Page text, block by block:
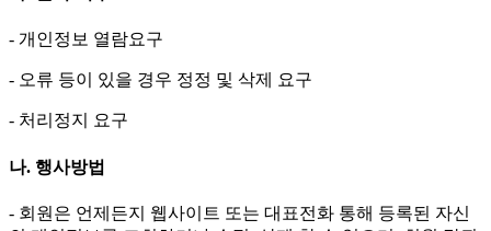
- 개인정보 열람요구
- 오류 등이 있을 경우 정정 및 삭제 요구
- 처리정지 요구
나. 행사방법
- 회원은 언제든지 웹사이트 또는 대표전화 통해 등록된 자신